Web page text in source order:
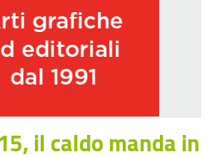
il caldo manda in